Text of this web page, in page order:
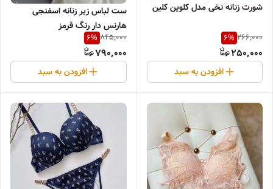
شورت زنانه نخی مدل کلوین کلین
266,000
6%
250,000
افزودن به سبد
ست لباس زیر زنانه اسفنجی
هارنس دار رنگ قرمز
845,000
6%
790,000
افزودن به سبد